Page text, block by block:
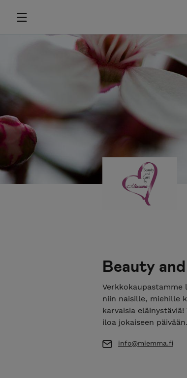
Beauty
niin naisille, miehille
karvaisia
iloa jokaiseen päivään.
info@miemma.fi